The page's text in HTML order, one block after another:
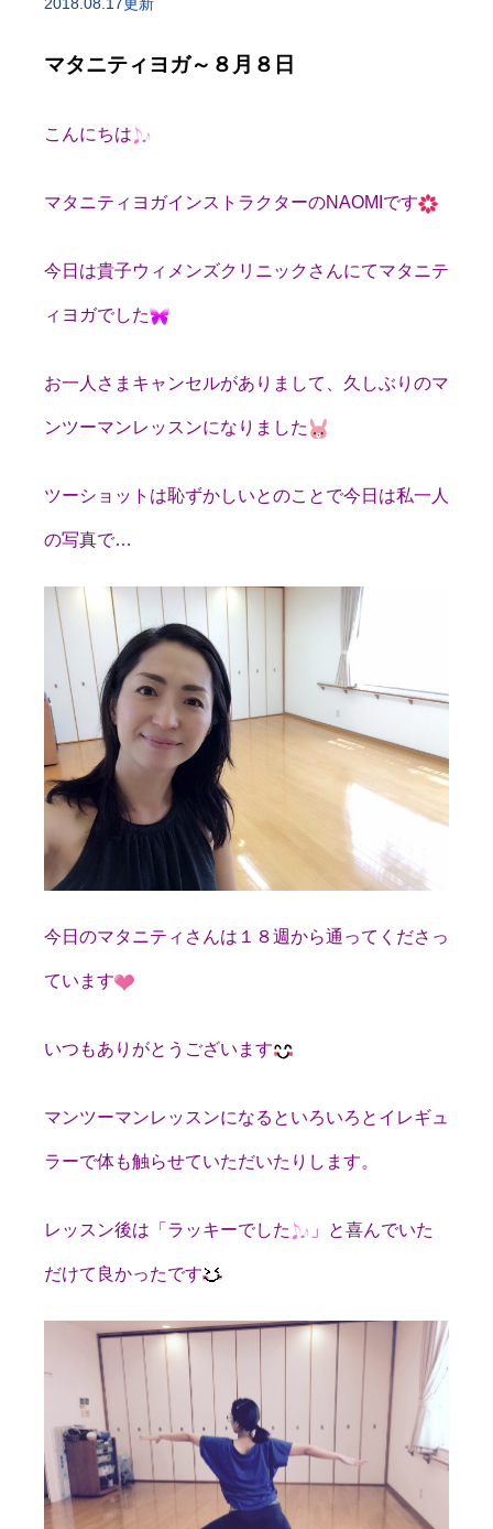
2018.08.17更新
マタニティヨガ～８月８日
こんにちは
マタニティヨガインストラクターのNAOMIです
今日は貴子ウィメンズクリニックさんにてマタニテ
ィヨガでした
お一人さまキャンセルがありまして、久しぶりのマ
ンツーマンレッスンになりました
ツーショットは恥ずかしいとのことで今日は私一人
の写真で…
今日のマタニティさんは１８週から通ってくださっ
ています
いつもありがとうございます
マンツーマンレッスンになるといろいろとイレギュ
ラーで体も触らせていただいたりします。
レッスン後は「ラッキーでした 」と喜んでいた
だけて良かったです